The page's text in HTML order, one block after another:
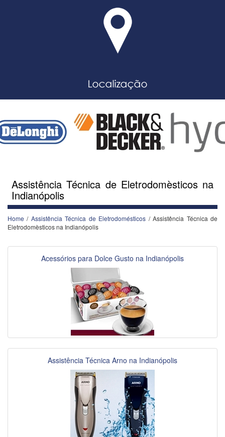
Assistência Técnica de Eletrodomèsticos na
Indianópolis
Home / Assistência Técnica de Eletrodomésticos / Assistência Técnica de
Eletrodomèsticos na Indianópolis
Acessórios para Dolce Gusto na Indianópolis
Assistência Técnica Arno na Indianópolis